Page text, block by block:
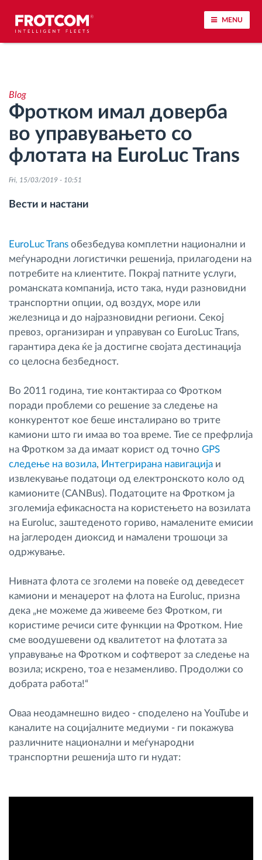
MENU
Анализа на возачкото однесување
Следење на времетраењето на возењето
Управување со работната сила
датотеки
Контрола на пристап
Управување со горивото
Планирање и следење на рутите
Автоматска идентификација на возачите
Како ја решаваме
Калкулатор за заштеди
Blog
Фротком имал доверба
во управувањето со
флотата на EuroLuc Trans
Fri, 15/03/2019 - 10:51
Вести и настани
EuroLuc Trans обезбедува комплетни национални и
меѓународни логистички решенија, прилагодени на
потребите на клиентите. Покрај патните услуги,
романската компанија, исто така, нуди разновидни
транспортни опции, од воздух, море или
железница и до најразновидни региони. Секој
превоз, организиран и управуван со EuroLuc Trans,
гарантира дека ќе ја достигне својата дестинација
со целосна безбедност.
Во 2011 година, тие контактираа со Фротком
поради проблеми со решение за следење на
конкурентот кое беше инсталирано во трите
камиони што ги имаа во тоа време. Тие се префрлија
на Фротком за да имаат корист од точно GPS
следење на возила, Интегрирана навигација и
извлекување податоци од електронското коло од
камионите (CANBus). Податоците на Фротком ја
зголемија ефикасноста на користењето на возилата
на Euroluc, заштеденото гориво, намалените емисии
на јаглероден диоксид и намалени трошоци за
одржување.
Нивната флота се зголеми на повеќе од деведесет
камиони и менаџерот на флота на Euroluc, призна
дека „не можеме да живееме без Фротком, ги
користиме речиси сите функции на Фротком. Ние
сме воодушевени од квалитетот на флотата за
управување на Фротком и софтверот за следење на
возила; искрено, тоа е незаменливо. Продолжи со
добрата работа!“
Оваа неодамнешно видео - споделено на YouTube и
каналите на социјалните медиуми - ги покажува
различните национални и меѓународни
транспортни решенија што ги нудат: